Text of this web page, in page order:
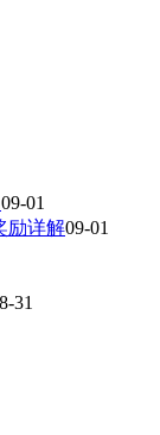
09-01
励详解09-01
31